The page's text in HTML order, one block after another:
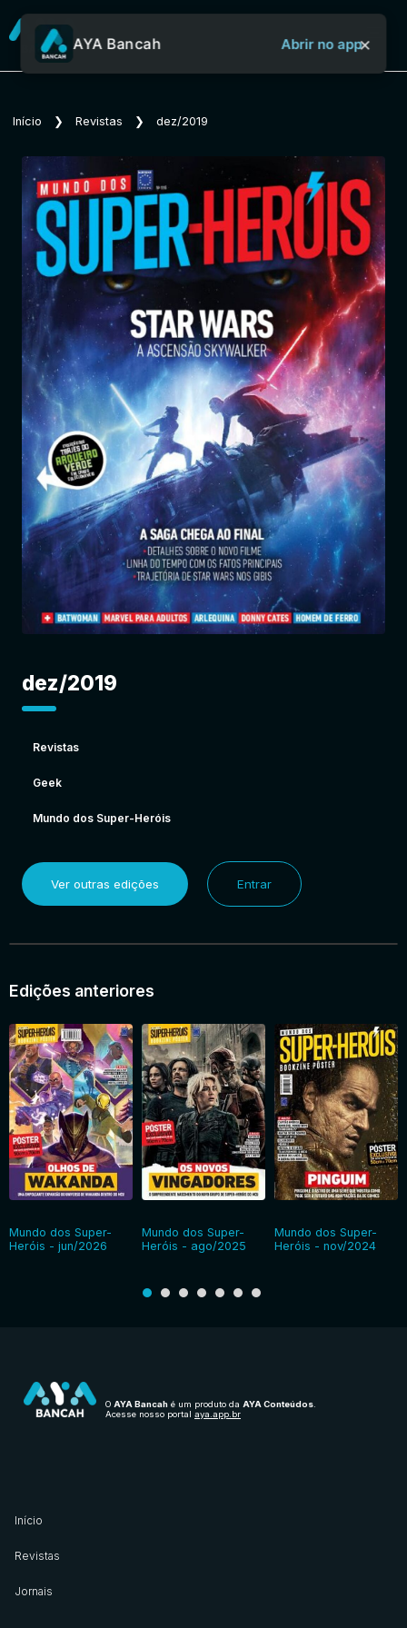
Sobre o Aya Bancah
Início
Revistas
Jornais
Notícias
Entrar
AYA Bancah Abrir no app×
Início ❯ Revistas ❯ dez/2019
dez/2019
Revistas
Geek
Mundo dos Super-Heróis
Ver outras edições Entrar
Edições anteriores
Mundo dos Super-
Heróis - jun/2026
Mundo dos Super-
Heróis - ago/2025
Mundo dos Super-
Heróis - nov/2024
O AYA Bancah é um produto da AYA Conteúdos.
Acesse nosso portal aya.app.br
Início
Revistas
Jornais